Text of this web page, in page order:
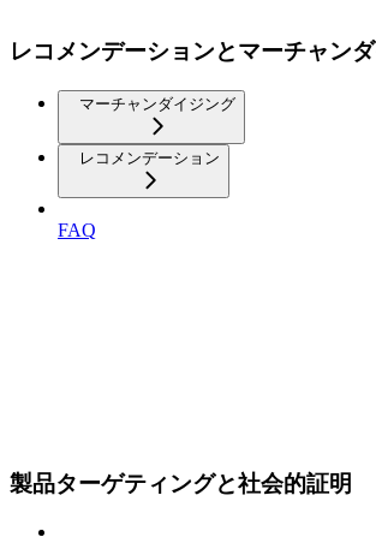
レコメンデーションとマーチャン
マーチャンダイジング
レコメンデーション
FAQ
製品ターゲティングと社会的証明